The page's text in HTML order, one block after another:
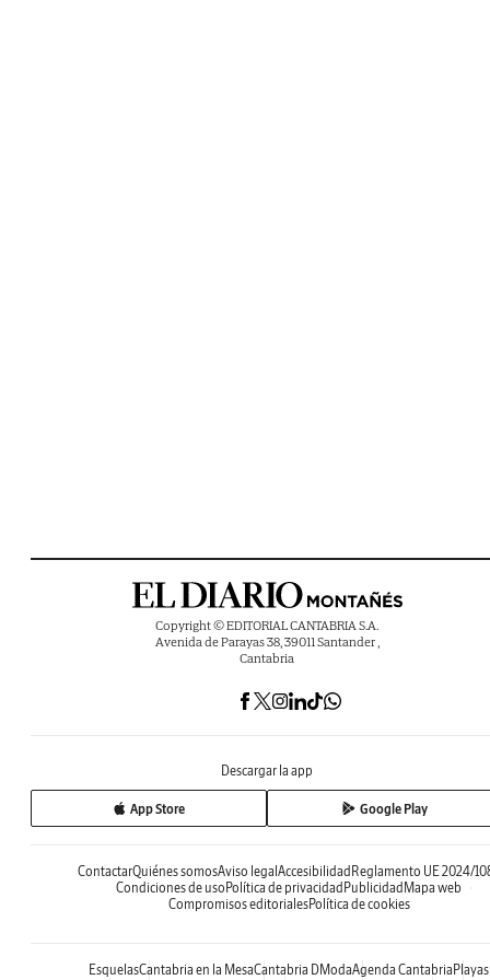
Copyright © EDITORIAL CANTABRIA S.A.
Avenida de Parayas 38, 39011 Santander ,
Cantabria
Descargar la app
App Store Google Play
ContactarQuiénes somosAviso legal Accesibilidad Reglamento UE 2024/
Condiciones de uso Política de privacidad Publicidad Mapa web
Compromisos editorialesPolítica de cookies
EsquelasCantabria en la MesaCantabria DModaAgenda Cantabria Playas